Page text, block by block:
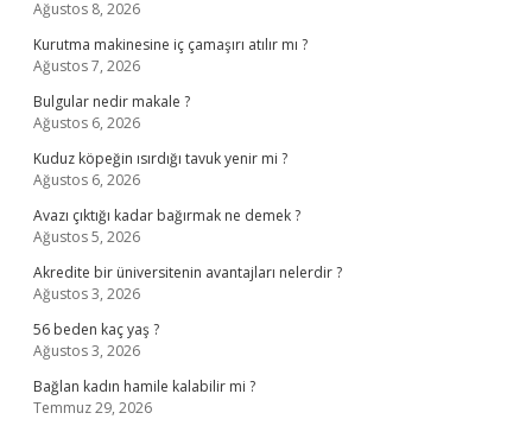
Ağustos 8, 2026
Kurutma makinesine iç çamaşırı atılır mı ?
Ağustos 7, 2026
Bulgular nedir makale ?
Ağustos 6, 2026
Kuduz köpeğin ısırdığı tavuk yenir mi ?
Ağustos 6, 2026
Avazı çıktığı kadar bağırmak ne demek ?
Ağustos 5, 2026
Akredite bir üniversitenin avantajları nelerdir ?
Ağustos 3, 2026
56 beden kaç yaş ?
Ağustos 3, 2026
Bağlan kadın hamile kalabilir mi ?
Temmuz 29, 2026